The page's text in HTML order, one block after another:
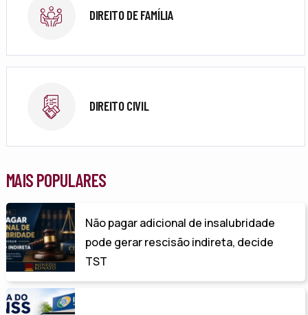
DIREITO DE FAMÍLIA
DIREITO CIVIL
MAIS POPULARES
Não pagar adicional de insalubridade
pode gerar rescisão indireta, decide
TST